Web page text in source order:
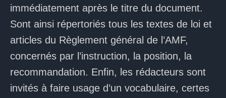
immédiatement après le titre du document.
Sont ainsi répertoriés tous les textes de loi et
articles du Règlement général de l’AMF,
concernés par l’instruction, la position, la
recommandation. Enfin, les rédacteurs sont
invités à faire usage d’un vocabulaire, certes